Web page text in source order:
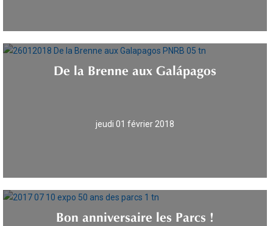
De la Brenne aux Galápagos
jeudi 01 février 2018
Bon anniversaire les Parcs !